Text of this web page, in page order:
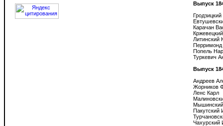
Выпуск
Карачан
Литинский
Перримонд
Попель
Туркевич
Выпуск
Андреев
Жорников
Ленс Карл
Пакутский
Чахурский